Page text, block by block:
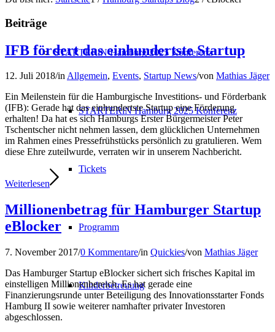
STARTERiN Hamburg 2025 Konferenz
STARTERiN Hamburg 2025 Konferenz
Tickets
Programm
Kinderbetreuung
Beiträge
IFB fördert das einhundertste Startup
12. Juli 2018/inAllgemein, Events, Startup News/von Mathias Jäger
Ein Meilenstein für die Hamburgische Investitions- und Förderbank
(IFB): Gerade hat das einhundertste Startup eine Förderung
erhalten! Da hat es sich Hamburgs Erster Bürgermeister Peter
Tschentscher nicht nehmen lassen, dem glücklichen Unternehmen
im Rahmen eines Pressefrühstücks persönlich zu gratulieren. Wem
diese Ehre zuteilwurde, verraten wir in unserem Nachbericht.
Weiterlesen
Millionenbetrag für Hamburger Startup
eBlocker
7. November 2017/0 Kommentare/in Quickies/von Mathias Jäger
Das Hamburger Startup eBlocker sichert sich frisches Kapital im
einstelligen Millionenbereich. Es hat gerade eine
Finanzierungsrunde unter Beteiligung des Innovationsstarter Fonds
Hamburg II sowie weiterer namhafter privater Investoren
abgeschlossen.